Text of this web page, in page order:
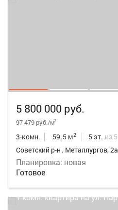
5 800 000 руб.
97 479 руб./м2
3-комн. 59.5 м2 5 эт. из 5
Советский р-н , Металлургов, 2а
Планировка: новая
Готовое